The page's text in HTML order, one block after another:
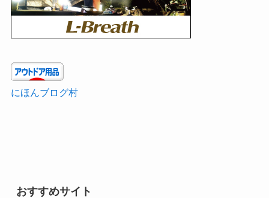
にほんブログ村
おすすめサイト